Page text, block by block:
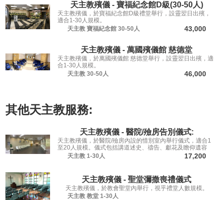
天主教殯儀 - 寶福紀念館D級(30-50人)
天主教殯儀，於寶福紀念館D級禮堂舉行，設靈翌日出殯，
適合1-30人規模。
天主教 寶福紀念館 30-50人 43,000
天主教殯儀 - 萬國殯儀館 慈德堂
天主教殯儀，於萬國殯儀館 慈德堂舉行，設靈翌日出殯，適
合1-30人規模。
天主教 30-50人 46,000
其他天主教服務:
天主教殯儀 - 醫院/殮房告別儀式:
天主教殯儀，於醫院/殮房內設的惜別室內舉行儀式，適合1
至20人規模。儀式包括講道述史、禱告、獻花及瞻仰遺容
等，讓親友從容道別。
天主教 1-30人 17,200
天主教殯儀 - 聖堂彌撒喪禮儀式
天主教殯儀，於教會聖堂內舉行，視乎禮堂人數規模。
天主教 教堂 1-30人